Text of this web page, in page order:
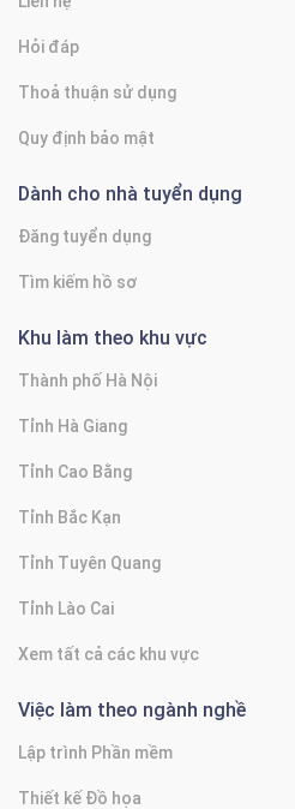
Hỏi đáp
Thoả thuận sử dụng
Quy định bảo mật
Dành cho nhà tuyển dụng
Đăng tuyển dụng
Tìm kiếm hồ sơ
Khu làm theo khu vực
Thành phố Hà Nội
Tỉnh Hà Giang
Tỉnh Cao Bằng
Tỉnh Bắc Kạn
Tỉnh Tuyên Quang
Tỉnh Lào Cai
Xem tất cả các khu vực
Việc làm theo ngành nghề
Lập trình Phần mềm
Thiết kế Đồ họa